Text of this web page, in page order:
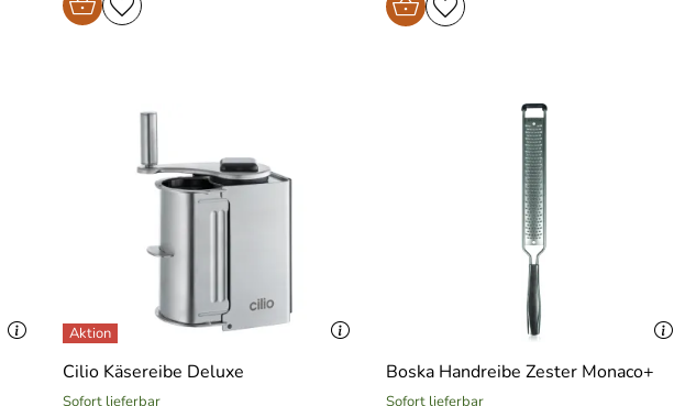
Cilio Käsereibe Deluxe
Sofort lieferbar
Boska Handreibe Zester Monaco+
Sofort lieferbar